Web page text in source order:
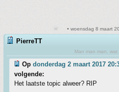
• woensdag 8 maart
PierreTT
Man man man, wat
Op donderdag 2 maart 2017
volgende:
Het laatste topic alweer? RIP